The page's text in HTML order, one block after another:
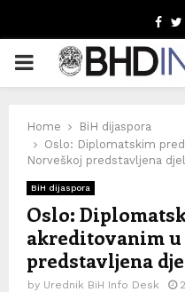
PRIMARY
Home
BiH dijaspora
Oslo: Diplomatskim
Norveškoj predstavljena
BiH dijaspora
Oslo:
akreditovanim u
predstavljena
by Urednik BiH Info Desk